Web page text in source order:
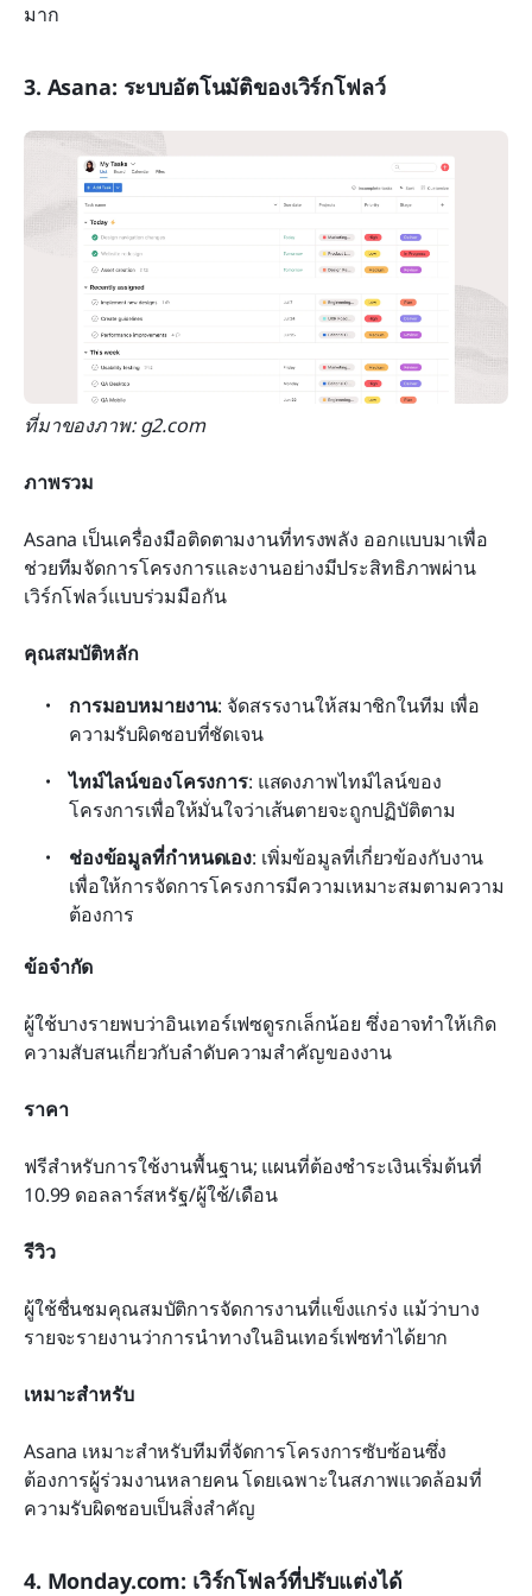
มาก
3. Asana: ระบบอัตโนมัติของเวิร์กโฟลว์
ที่มาของภาพ: g2.com
ภาพรวม
Asana เป็นเครื่องมือติดตามงานที่ทรงพลัง ออกแบบมาเพื่อ
ช่วยทีมจัดการโครงการและงานอย่างมีประสิทธิภาพผ่าน
เวิร์กโฟลว์แบบร่วมมือกัน
คุณสมบัติหลัก
การมอบหมายงาน: จัดสรรงานให้สมาชิกในทีม เพื่อ
ความรับผิดชอบที่ชัดเจน
ไทม์ไลน์ของโครงการ: แสดงภาพไทม์ไลน์ของ
โครงการเพื่อให้มั่นใจว่าเส้นตายจะถูกปฏิบัติตาม
ช่องข้อมูลที่กำหนดเอง: เพิ่มข้อมูลที่เกี่ยวข้องกับงาน
เพื่อให้การจัดการโครงการมีความเหมาะสมตามความ
ต้องการ
ข้อจำกัด
ผู้ใช้บางรายพบว่าอินเทอร์เฟซดูรกเล็กน้อย ซึ่งอาจทำให้เกิด
ความสับสนเกี่ยวกับลำดับความสำคัญของงาน
ราคา
ฟรีสำหรับการใช้งานพื้นฐาน; แผนที่ต้องชำระเงินเริ่มต้นที่
10.99 ดอลลาร์สหรัฐ/ผู้ใช้/เดือน
รีวิว
ผู้ใช้ชื่นชมคุณสมบัติการจัดการงานที่แข็งแกร่ง แม้ว่าบาง
รายจะรายงานว่าการนำทางในอินเทอร์เฟซทำได้ยาก
เหมาะสำหรับ
Asana เหมาะสำหรับทีมที่จัดการโครงการซับซ้อนซึ่ง
ต้องการผู้ร่วมงานหลายคน โดยเฉพาะในสภาพแวดล้อมที่
ความรับผิดชอบเป็นสิ่งสำคัญ
4. Monday.com: เวิร์กโฟลว์ที่ปรับแต่งได้